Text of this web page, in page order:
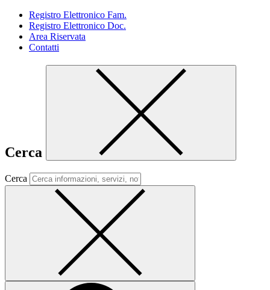
Registro Elettronico Fam.
Registro Elettronico Doc.
Area Riservata
Contatti
Cerca
Cerca